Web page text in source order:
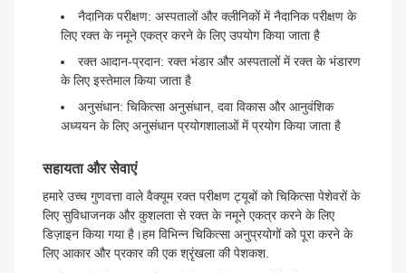
नैदानिक परीक्षण: अस्पतालों और क्लीनिकों में नैदानिक परीक्षण के
लिए रक्त के नमूने एकत्र करने के लिए उपयोग किया जाता है
रक्त आदान-प्रदान: रक्त भंडार और अस्पतालों में रक्त के भंडारण
के लिए इस्तेमाल किया जाता है
अनुसंधान: चिकित्सा अनुसंधान, दवा विकास और आनुवंशिक
अध्ययन के लिए अनुसंधान प्रयोगशालाओं में प्रयोग किया जाता है
सहायता और सेवाएं
हमारे उच्च गुणवत्ता वाले वैक्यूम रक्त परीक्षण ट्यूबों को चिकित्सा पेशेवरों के
लिए सुविधाजनक और कुशलता से रक्त के नमूने एकत्र करने के लिए
डिज़ाइन किया गया है।हम विभिन्न चिकित्सा अनुप्रयोगों को पूरा करने के
लिए आकार और प्रकार की एक श्रृंखला की पेशकश.